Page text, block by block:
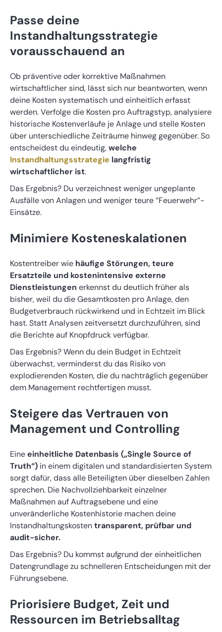
Passe deine
Instandhaltungsstrategie
vorausschauend an
Ob präventive oder korrektive Maßnahmen
wirtschaftlicher sind, lässt sich nur beantworten, wenn
deine Kosten systematisch und einheitlich erfasst
werden. Verfolge die Kosten pro Auftragstyp, analysiere
historische Kostenverläufe je Anlage und stelle Kosten
über unterschiedliche Zeiträume hinweg gegenüber. So
entscheidest du eindeutig,welche
Instandhaltungsstrategie langfristig
wirtschaftlicher ist.
Das Ergebnis? Du verzeichnest weniger ungeplante
Ausfälle von Anlagen und weniger teure “Feuerwehr”-
Einsätze.
Minimiere Kosteneskalationen
Kostentreiber wie häufige Störungen, teure
Ersatzteile und kostenintensive externe
Dienstleistungen erkennst du deutlich früher als
bisher, weil du die Gesamtkosten pro Anlage, den
Budgetverbrauch rückwirkend und in Echtzeit im Blick
hast. Statt Analysen zeitversetzt durchzuführen, sind
die Berichte auf Knopfdruck verfügbar.
Das Ergebnis? Wenn du dein Budget in Echtzeit
überwachst, verminderst du das Risiko von
explodierenden Kosten, die du nachträglich gegenüber
dem Management rechtfertigen musst.
Steigere das Vertrauen von
Management und Controlling
Eineeinheitliche Datenbasis („Single Source of
Truth“) in einem digitalen und standardisierten System
sorgt dafür, dass alle Beteiligten über dieselben Zahlen
sprechen. Die Nachvollziehbarkeit einzelner
Maßnahmen auf Auftragsebene und eine
unveränderliche Kostenhistorie machen deine
Instandhaltungskostentransparent, prüfbar und
audit-sicher.
Das Ergebnis? Du kommst aufgrund der einheitlichen
Datengrundlage zu schnelleren Entscheidungen mit der
Führungsebene.
Priorisiere Budget, Zeit und
Ressourcen im Betriebsalltag